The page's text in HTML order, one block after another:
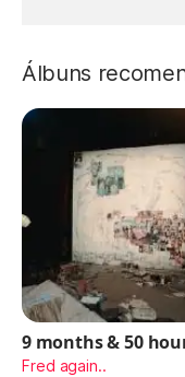
Álbuns
9 months & 50
Fred again..